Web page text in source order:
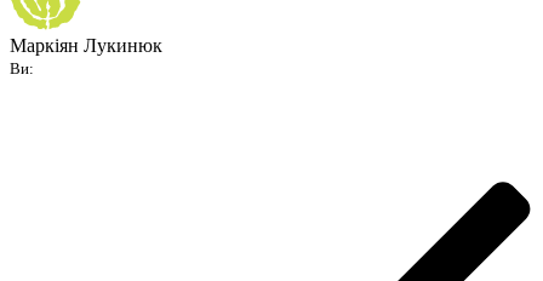
Маркіян Лукинюк
Ви: